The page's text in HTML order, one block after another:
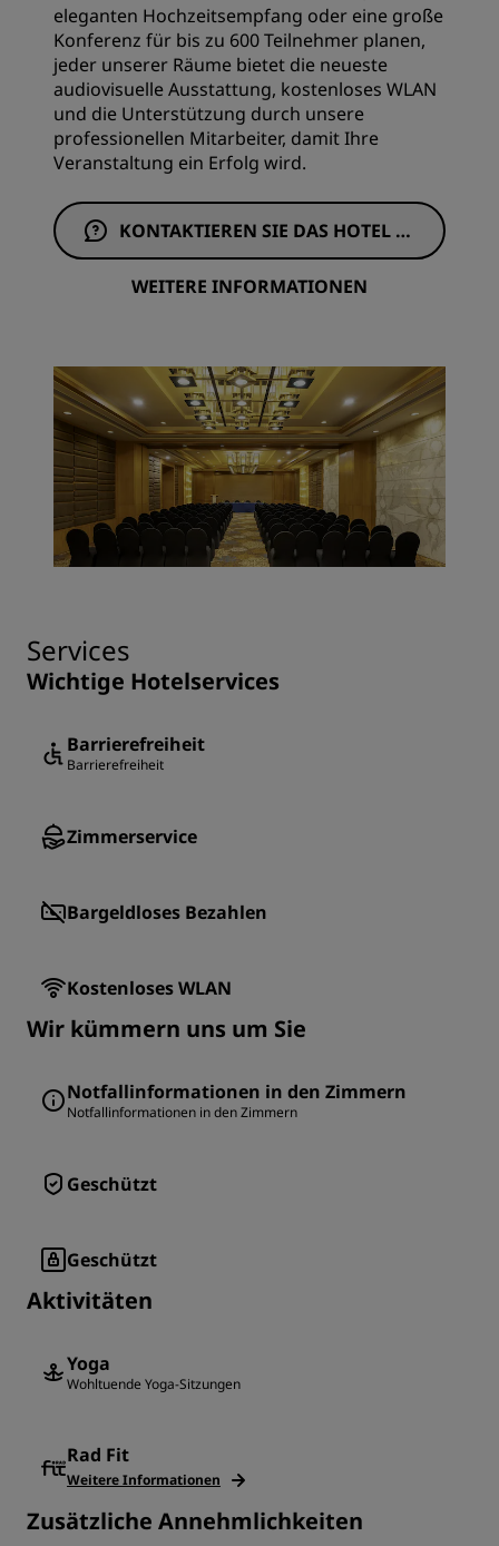
eleganten Hochzeitsempfang oder eine große
Konferenz für bis zu 600 Teilnehmer planen,
jeder unserer Räume bietet die neueste
audiovisuelle Ausstattung, kostenloses WLAN
und die Unterstützung durch unsere
professionellen Mitarbeiter, damit Ihre
Veranstaltung ein Erfolg wird.
KONTAKTIEREN SIE DAS HOTEL PE
R E-MAIL
WEITERE INFORMATIONEN
Services
Wichtige Hotelservices
Barrierefreiheit
Barrierefreiheit
Zimmerservice
Bargeldloses Bezahlen
Kostenloses WLAN
Wir kümmern uns um Sie
Notfallinformationen in den Zimmern
Notfallinformationen in den Zimmern
Geschützt
Geschützt
Aktivitäten
Yoga
Wohltuende Yoga-Sitzungen
Rad Fit
Weitere Informationen
Zusätzliche Annehmlichkeiten